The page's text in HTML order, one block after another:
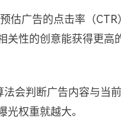
估广告的点击率（
关性的创意能获得更
法会判断广告内容与当
光权重就越大。